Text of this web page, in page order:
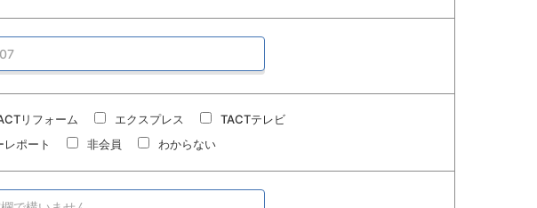
リフォーム エクスプレス
TACTテレビ
ポート
非会員 わからない